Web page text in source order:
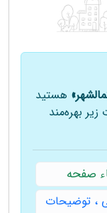
هستید
بهره‌مند
، توضیحات